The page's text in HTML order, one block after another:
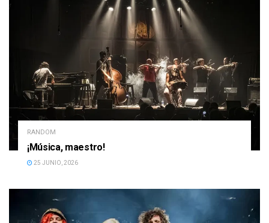
RANDOM
¡Música, maestro!
25 JUNIO, 2026